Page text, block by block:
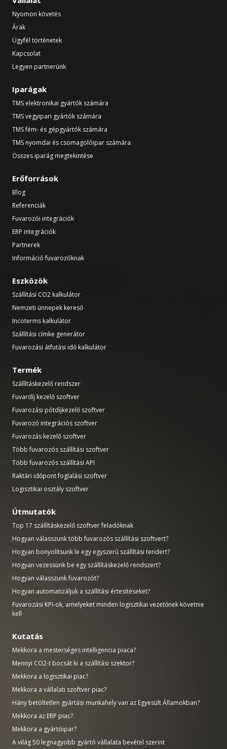
Nyomon követés
Árak
Ügyfél történetek
Kapcsolat
Legyen partnerünk
Iparágak
TMS elektronikai gyártók számára
TMS vegyipari gyártók számára
TMS fém- és gépgyártók számára
TMS nyomdai és csomagolóipar számára
Összes iparág megtekintése
Erőforrások
Blog
Referenciák
Fuvarozói integrációk
ERP integrációk
Partnerek
Információ fuvarozóknak
Eszközök
Szállítási CO2 kalkulátor
Nemzeti ünnepek kereső
Incoterms kalkulátor
Szállítási címke generátor
Fuvarozási átfutási idő kalkulátor
Termék
Szállításkezelő rendszer
Fuvardíj kezelő szoftver
Fuvarozási pótdíjkezelő szoftver
Fuvarozó integrációs szoftver
Fuvarozás kezelő szoftver
Több fuvarozós szállítási szoftver
Több fuvarozós szállítási API
Raktári időpont foglalási szoftver
Logisztikai osztály szoftver
Útmutatók
Top 17 szállításkezelő szoftver feladóknak
Hogyan válasszunk több fuvarozós szállítási szoftvert?
Hogyan bonyolítsunk le egy egyszerű szállítási tendert?
Hogyan vezessünk be egy szállításkezelő rendszert?
Hogyan válasszunk fuvarozót?
Hogyan automatizáljuk a szállítási értesítéseket?
Fuvarozási KPI-ok, amelyeket minden logisztikai vezetőnek követnie
kell
Kutatás
Mekkora a mesterséges intelligencia piaca?
Mennyi CO2-t bocsát ki a szállítási szektor?
Mekkora a logisztikai piac?
Mekkora a vállalati szoftver piac?
Hány betöltetlen gyártási munkahely van az Egyesült Államokban?
Mekkora az ERP piac?
Mekkora a gyártóipar?
A világ 50 legnagyobb gyártó vállalata bevétel szerint